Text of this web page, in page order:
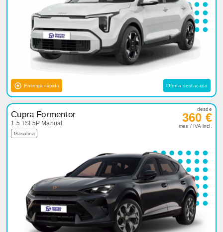
Entrega rápida Oferta destacada
Cupra Formentor
1.5 TSI 5P Manual
Gasolina
desde
360 €
mes / IVA incl.